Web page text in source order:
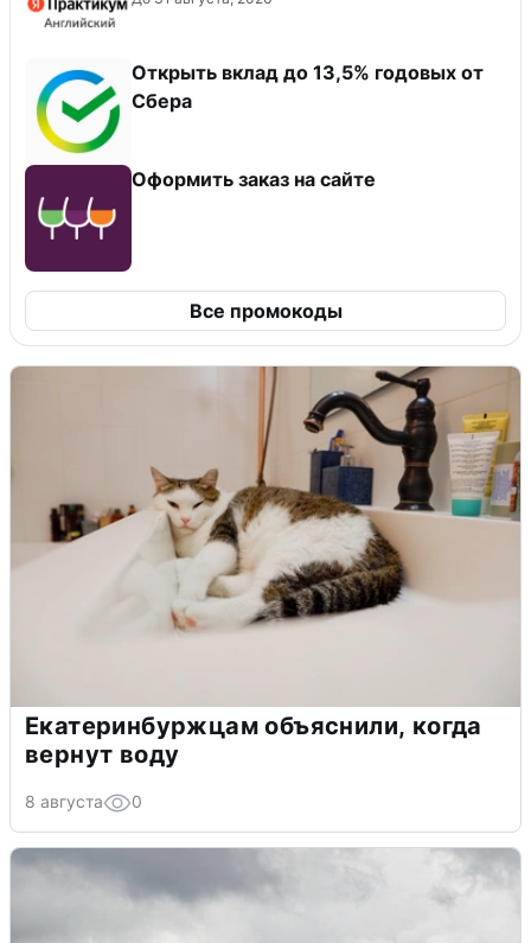
Открыть вклад до 13,5% годовых от
Сбера
Оформить заказ на сайте
Все промокоды
Екатеринбуржцам объяснили, когда
вернут воду
8 августа 0